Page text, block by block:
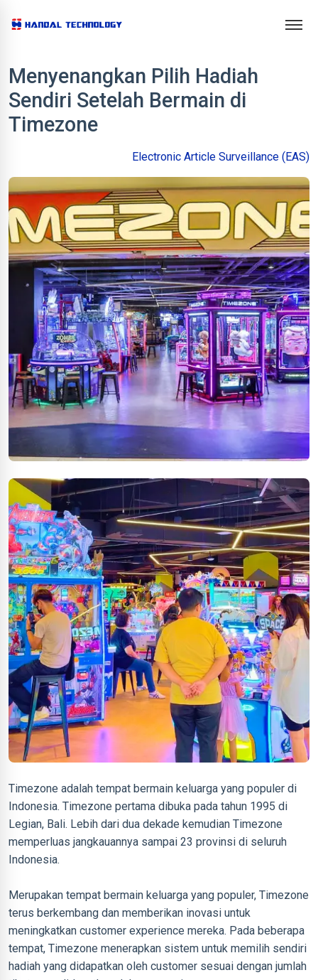
Menyenangkan Pilih Hadiah
Sendiri Setelah Bermain di
Timezone
Electronic Article Surveillance (EAS)
Timezone adalah tempat bermain keluarga yang populer di
Indonesia. Timezone pertama dibuka pada tahun 1995 di
Legian, Bali. Lebih dari dua dekade kemudian Timezone
memperluas jangkauannya sampai 23 provinsi di seluruh
Indonesia.
Merupakan tempat bermain keluarga yang populer, Timezone
terus berkembang dan memberikan inovasi untuk
meningkatkan customer experience mereka. Pada beberapa
tempat, Timezone menerapkan sistem untuk memilih sendiri
hadiah yang didapatkan oleh customer sesuai dengan jumlah